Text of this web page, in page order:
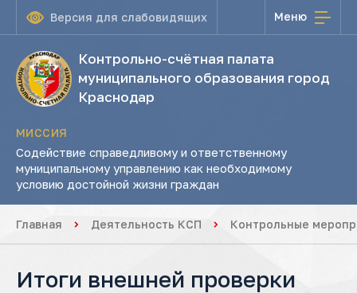
Версия для слабовидящих Меню
Контрольно-счётная палата
муниципального образования город
Краснодар
МИССИЯ
Содействие справедливому и ответственному
муниципальному управлению как необходимому
условию достойной жизни граждан
Главная Деятельность КСП Контрольные
Итоги внешней проверки